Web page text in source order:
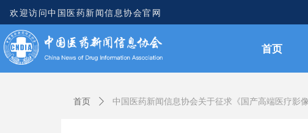
欢迎访问中国医药新闻信息协会官网
首页
首页 ꄲ 中国医药新闻信息协会关于征求《国产高端医疗影